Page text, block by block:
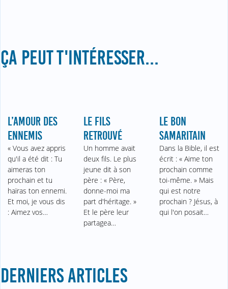
ÇA PEUT T'INTÉRESSER...
L’AMOUR DES
ENNEMIS
« Vous avez appris
qu'il a été dit : Tu
aimeras ton
prochain et tu
haïras ton ennemi.
Et moi, je vous dis
: Aimez vos…
LE FILS
RETROUVÉ
Un homme avait
deux fils. Le plus
jeune dit à son
père : « Père,
donne-moi ma
part d'héritage. »
Et le père leur
partagea…
LE BON
SAMARITAIN
Dans la Bible, il est
écrit : « Aime ton
prochain comme
toi-même. » Mais
qui est notre
prochain ? Jésus, à
qui l'on posait…
DERNIERS ARTICLES